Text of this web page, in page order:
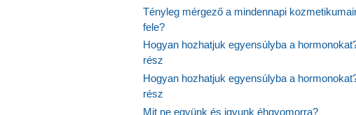
Tényleg mérgező a mindennapi
fele?
Hogyan hozhatjuk egyensúlyba a
rész
Hogyan hozhatjuk egyensúlyba a
rész
Mit ne együnk és igyunk éhgyomorra?